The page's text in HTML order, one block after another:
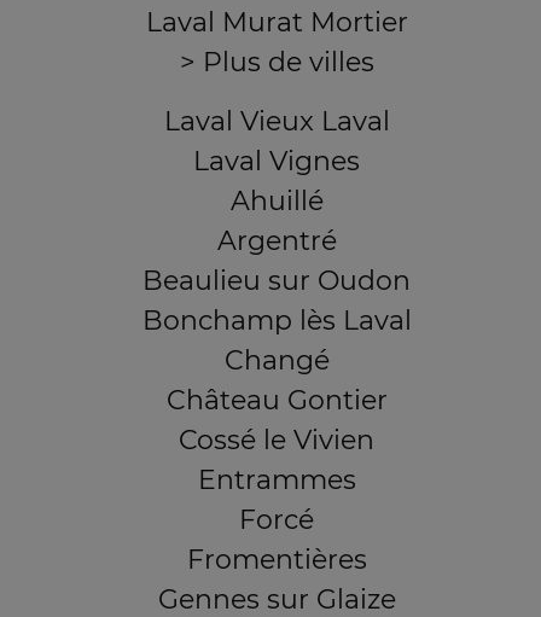
Laval Murat Mortier
> Plus de villes
Laval Vieux Laval
Laval Vignes
Ahuillé
Argentré
Beaulieu sur Oudon
Bonchamp lès Laval
Changé
Château Gontier
Cossé le Vivien
Entrammes
Forcé
Fromentières
Gennes sur Glaize